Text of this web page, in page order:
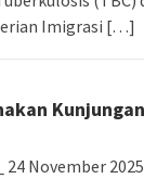
Imigrasi […]
24 November